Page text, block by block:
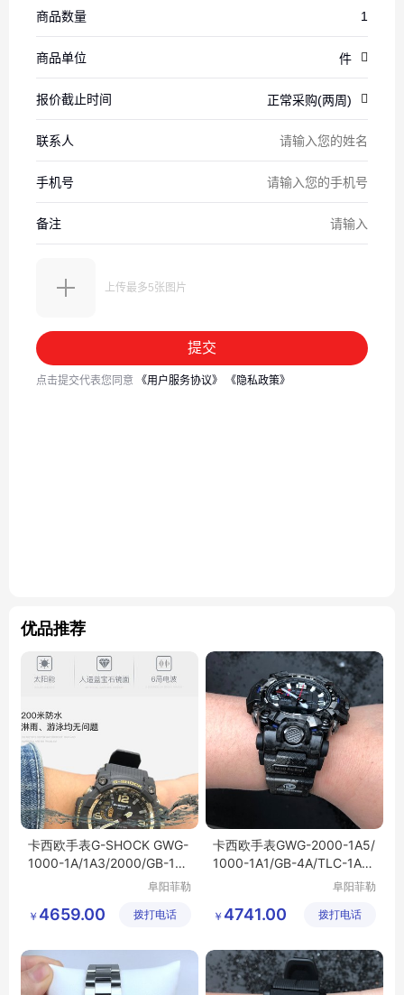
优品推荐
卡西欧手表G-SHOCK GWG-
1000-1A/1A3/2000/GB-1A/
阜阳菲勒
公司
￥ 4659.00 拨打电话
卡西欧手表GWG-2000-1A5/
1000-1A1/GB-4A/TLC-1A/1
阜阳菲勒
公司
￥ 4741.00 拨打电话